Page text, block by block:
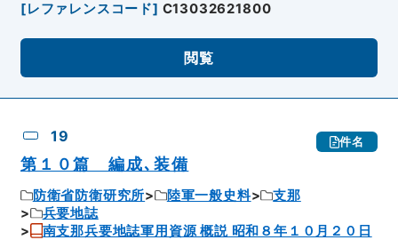
[レファレンスコード] C13032621800
閲覧
19 件名
第１０篇 編成､装備
防衛省防衛研究所 陸軍一般史料
支那
兵要地誌
南支那兵要地誌軍用資源 概説 昭和８年１０月２０日